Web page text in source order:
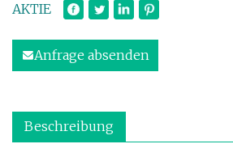
AKTIE
Anfrage absenden
Beschreibung